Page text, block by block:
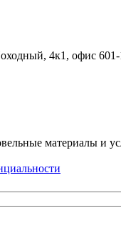
4к1, офис
материалы и